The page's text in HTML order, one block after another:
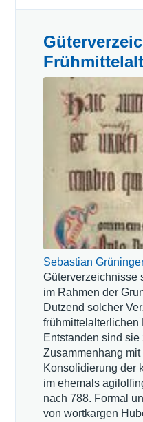
Sebastian
Güterverzeichnisse
im Rahmen der
Dutzend solcher
frühmittelalterlichen
Entstanden sind sie
Zusammenhang
Konsolidierung der
im ehemals
nach 788. Formal
von wortkargen